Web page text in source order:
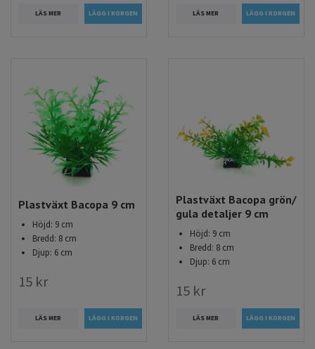
LÄS MER LÄS MER
Plastväxt Bacopa 9 cm
Höjd: 9 cm
Bredd: 8 cm
Djup: 6 cm
15 kr
LÄS MER
Plastväxt Bacopa grön/
gula detaljer 9 cm
Höjd: 9 cm
Bredd: 8 cm
Djup: 6 cm
15 kr
LÄS MER